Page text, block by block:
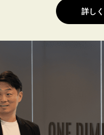
詳し